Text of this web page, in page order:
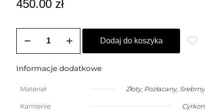
450.00 zł
Kolczyki
3
4mm
Dodaj do koszyka
Informacje dodatkowe
Materiał Złoty, Pozłacany, Srebrny
Kamienie Cyrkon